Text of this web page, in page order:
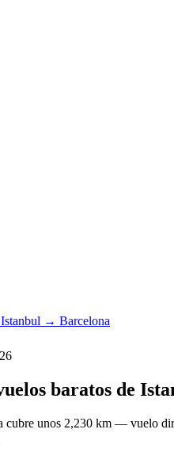
→ Barcelona
baratos de
unos 2,230 km — vuelo